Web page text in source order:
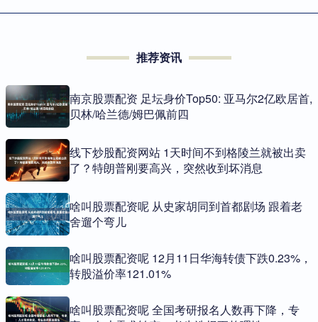
推荐资讯
南京股票配资 足坛身价Top50: 亚马尔2亿欧居首,
贝林/哈兰德/姆巴佩前四
线下炒股配资网站 1天时间不到格陵兰就被出卖
了？特朗普刚要高兴，突然收到坏消息
啥叫股票配资呢 从史家胡同到首都剧场 跟着老
舍遛个弯儿
啥叫股票配资呢 12月11日华海转债下跌0.23%，
转股溢价率121.01%
啥叫股票配资呢 全国考研报名人数再下降，专